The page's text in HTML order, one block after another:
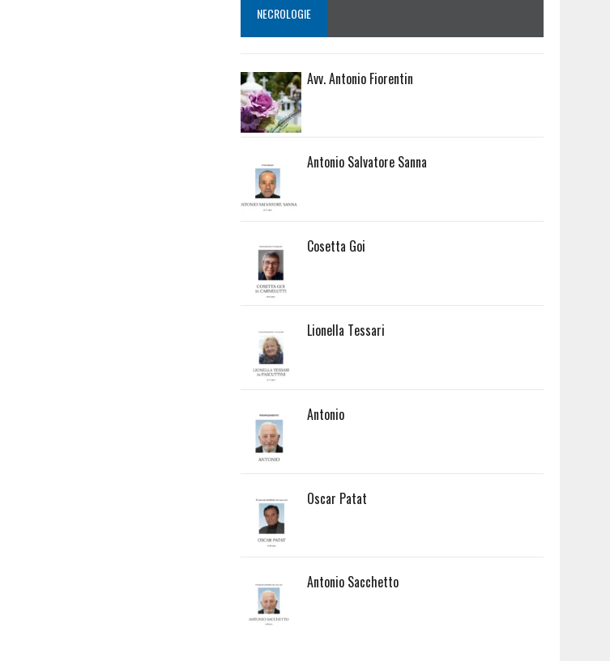
NECROLOGIE
Avv. Antonio Fiorentin
Antonio Salvatore Sanna
Cosetta Goi
Lionella Tessari
Antonio
Oscar Patat
Antonio Sacchetto